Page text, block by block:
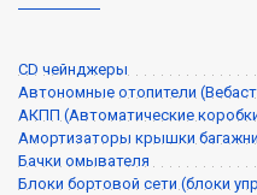
CD чейнджеры
Автономные отопители
АКПП (Автоматические
Амортизаторы крышки
Бачки омывателя
Блоки бортовой сети (блоки